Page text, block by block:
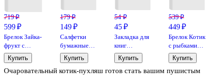
Очаровательный котик‑пухляш готов стать вашим пушистым
719 ₽
599 ₽
Брелок Зайка-
фрукт с
молнией
(текстиль) (15
см) (12-0675-
Купить
179 ₽
149 ₽
Салфетки
бумажные
Kawaii
Котик, 40
штук, 19х12
Купить
54 ₽
45 ₽
Закладка для
книг
«Любимые
коты»,
пластик, Be
Купить
539 ₽
449 ₽
Брелок Котик
с рыбками
(текстиль)
(12см) (12-
1644-
Купить